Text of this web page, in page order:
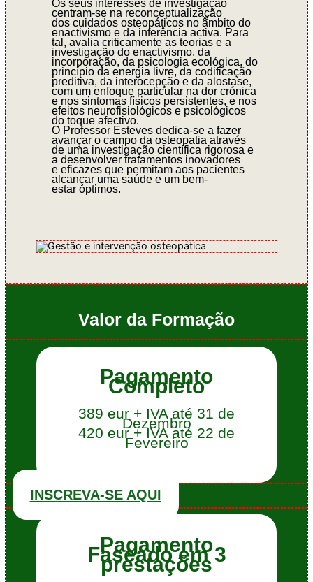
Os seus interesses de investigação
centram-se na reconceptualização
dos cuidados osteopáticos no âmbito do
enactivismo e da inferência activa. Para
tal, avalia criticamente as teorias e a
investigação do enactivismo, da
incorporação, da psicologia ecológica, do
princípio da energia livre, da codificação
preditiva, da interocepção e da alostase,
com um enfoque particular na dor crónica
e nos sintomas físicos persistentes, e nos
efeitos neurofisiológicos e psicológicos
do toque afectivo.
O Professor Esteves dedica-se a fazer
avançar o campo da osteopatia através
de uma investigação científica rigorosa e
a desenvolver tratamentos inovadores
e eficazes que permitam aos pacientes
alcançar uma saúde e um bem-
estar óptimos.
Valor da Formação
Pagamento
Completo
389 eur + IVA até 31 de
Dezembro
420 eur + IVA até 22 de
Fevereiro
INSCREVA-SE AQUI
Pagamento
Faseado em 3
prestações